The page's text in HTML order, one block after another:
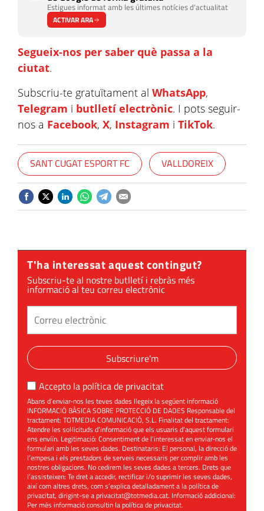
Estigues informat amb les últimes notícies d'actualitat
ACTIVAR ARA
Segueix-nos per saber què passa a la
ciutat.
Subscriu-te gratuïtament al WhatsApp,
Telegram i butlletí electrònic. I pots seguir-
nos a Facebook, X, Instagram i TikTok.
SANT CUGAT ESPORT FC VALLDOREIX
T'ha interessat aquest contingut?
Subscriu-te al nostre butlletí i rebràs més
informació al teu correu electrònic
Subscriure'm
Accepto la política de privacitat
Abans d’enviar-nos les teves dades llegeix la següent informació
INFORMACIÓ BÀSICA SOBRE PROTECCIÓ DE DADES Responsable del
tractament: TOTMEDIA COMUNICACIÓ, S.L. Finalitat del tractament:
Atendre les sol·licituds d’informació que els usuaris d’aquest formulari
ens enviïn. Legitimació: Consentiment de l’interessat en enviar-nos el
formulari amb les seves dades. Destinataris: El personal, la direcció de
l’empesa i els prestadors de serveis necessaris per complir amb les
nostres obligacions. No cedirem les seves dades a tercers. Drets que
l’assisteixen: Te dret a accedir, rectificar i/o suprimir les seves dades,
així com altres drets, com s’explica detalladament a la política de
privacitat, dirigint-se aprivacitat@totmedia.cat. Informació addicional:
Per més informació consultin lapolítica de privacitat.